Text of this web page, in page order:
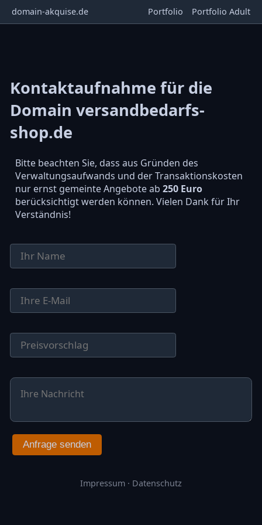
domain-akquise.de Portfolio Portfolio Adult
Kontaktaufnahme für die
Domain versandbedarfs-
shop.de
Bitte beachten Sie, dass aus Gründen des
Verwaltungsaufwands und der Transaktionskosten
nur ernst gemeinte Angebote ab 250 Euro
berücksichtigt werden können. Vielen Dank für Ihr
Verständnis!
Anfrage senden
Impressum · Datenschutz